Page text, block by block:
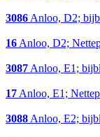
3086Anloo, D2;
16Anloo, D2;
3087Anloo, E1;
17Anloo, E1;
3088Anloo, E2;